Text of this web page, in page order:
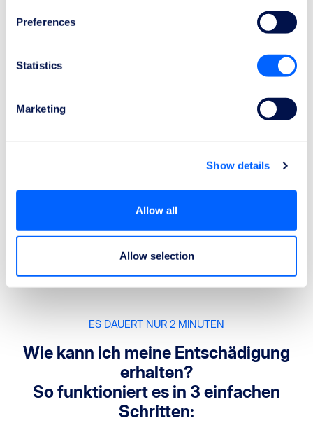
Preferences
Statistics
Marketing
Show details
Allow all
Allow selection
400 €
Die Entschädigung von
1500
Die Entschädigung von600 €
ES DAUERT NUR 2 MINUTEN
Wie kann ich meine Entschädigung
erhalten?
So funktioniert es in 3 einfachen
Schritten: